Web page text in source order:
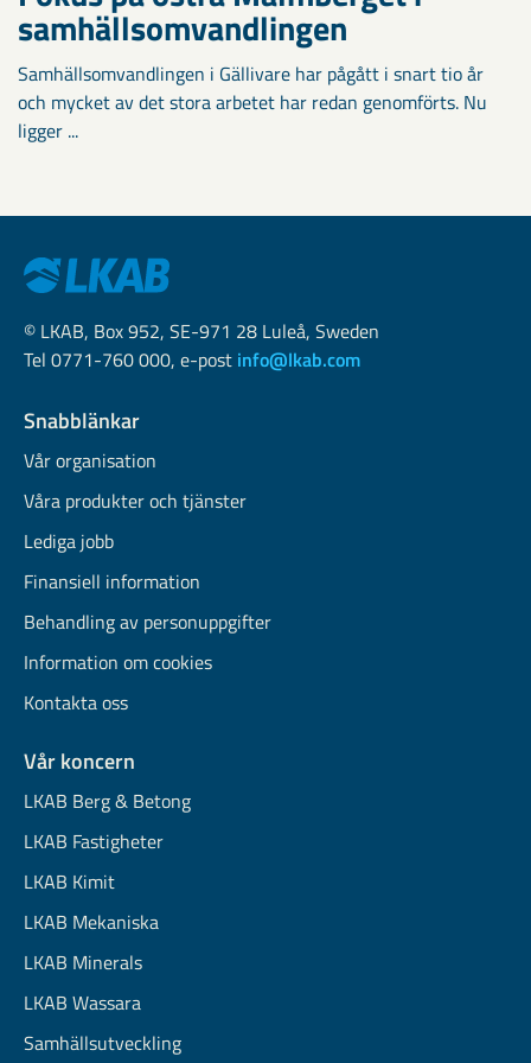
samhällsomvandlingen
Samhällsomvandlingen i Gällivare har pågått i snart tio år
och mycket av det stora arbetet har redan genomförts. Nu
ligger ...
© LKAB, Box 952, SE-971 28 Luleå, Sweden
Tel 0771-760 000, e-post info@lkab.com
Snabblänkar
Vår organisation
Våra produkter och tjänster
Lediga jobb
Finansiell information
Behandling av personuppgifter
Information om cookies
Kontakta oss
Vår koncern
LKAB Berg & Betong
LKAB Fastigheter
LKAB Kimit
LKAB Mekaniska
LKAB Minerals
LKAB Wassara
Samhällsutveckling